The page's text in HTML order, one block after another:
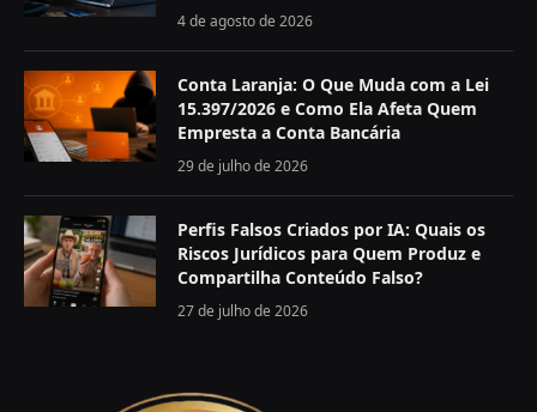
4 de agosto de 2026
Conta Laranja: O Que Muda com a Lei
15.397/2026 e Como Ela Afeta Quem
Empresta a Conta Bancária
29 de julho de 2026
Perfis Falsos Criados por IA: Quais os
Riscos Jurídicos para Quem Produz e
Compartilha Conteúdo Falso?
27 de julho de 2026